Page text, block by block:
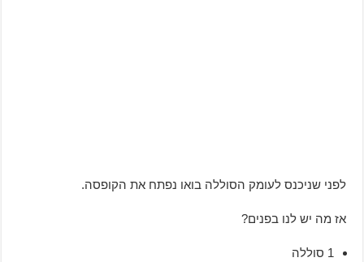
לפני שניכנס לעומק הסוללה בואו נפתח את הקופסה.
אז מה יש לנו בפנים?
1 סוללה